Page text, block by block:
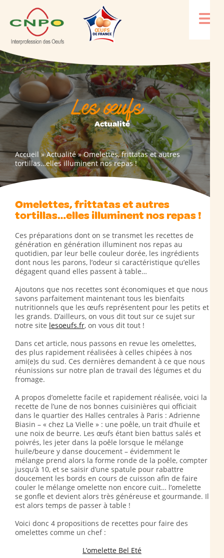
Les œufs
Actualité
Accueil»Actualité»Omelettes, frittatas et autres
tortillas…elles illuminent nos repas !
Omelettes, frittatas et autres
tortillas…elles illuminent nos repas !
Ces préparations dont on se transmet les recettes de
génération en génération illuminent nos repas au
quotidien, par leur belle couleur dorée, les ingrédients
dont nous les parons, l’odeur si caractéristique qu’elles
dégagent quand elles passent à table…
Ajoutons que nos recettes sont économiques et que nous
savons parfaitement maintenant tous les bienfaits
nutritionnels que les œufs représentent pour les petits et
les grands. D’ailleurs, on vous dit tout sur ce sujet sur
notre site lesoeufs.fr, on vous dit tout !
Dans cet article, nous passons en revue les omelettes,
des plus rapidement réalisées à celles chipées à nos
ami(e)s du sud. Ces dernières demandent à ce que nous
réunissions sur notre plan de travail des légumes et du
fromage.
A propos d’omelette facile et rapidement réalisée, voici la
recette de l’une de nos bonnes cuisinières qui officiait
dans le quartier des Halles centrales à Paris : Adrienne
Biasin – « chez La Vielle » : une poêle, un trait d’huile et
une noix de beurre. Les œufs étant bien battus salés et
poivrés, les jeter dans la poêle lorsque le mélange
huile/beure y danse doucement – évidemment le
mélange prend alors la forme ronde de la poêle, compter
jusqu’à 10, et se saisir d’une spatule pour rabattre
doucement les bords en cours de cuisson afin de faire
couler le mélange omelette non encore cuit… l’omelette
se gonfle et devient alors très généreuse et gourmande. Il
est alors temps de passer à table !
Voici donc 4 propositions de recettes pour faire des
omelettes comme un chef :
L’omelette Bel Eté